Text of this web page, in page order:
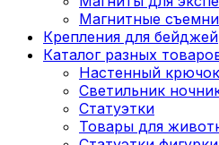
Магнитные
Крепления для бейджей
Каталог разных
Настенный крючок
Светильник
Статуэтки
Товары для